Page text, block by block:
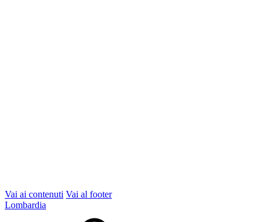
Vai ai contenuti Vai al footer
Lombardia